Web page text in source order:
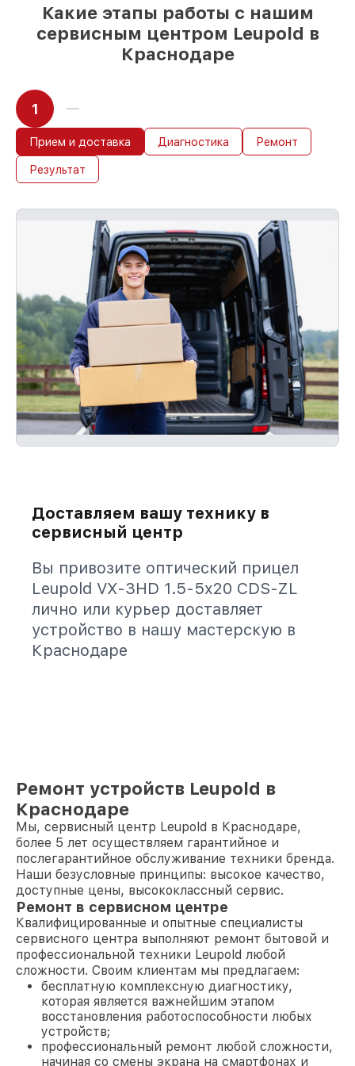
Какие этапы работы с нашим
сервисным центром Leupold в
Краснодаре
1
Прием и доставка Диагностика Ремонт
Результат
Доставляем вашу технику в
сервисный центр
Вы привозите оптический прицел
Leupold VX-3HD 1.5-5x20 CDS-ZL
лично или курьер доставляет
устройство в нашу мастерскую в
Краснодаре
Ремонт устройств Leupold в
Краснодаре
Мы, сервисный центр Leupold в Краснодаре,
более 5 лет осуществляем гарантийное и
послегарантийное обслуживание техники бренда.
Наши безусловные принципы: высокое качество,
доступные цены, высококлассный сервис.
Ремонт в сервисном центре
Квалифицированные и опытные специалисты
сервисного центра выполняют ремонт бытовой и
профессиональной техники Leupold любой
сложности. Своим клиентам мы предлагаем:
бесплатную комплексную диагностику,
которая является важнейшим этапом
восстановления работоспособности любых
устройств;
профессиональный ремонт любой сложности,
начиная со смены экрана на смартфонах и